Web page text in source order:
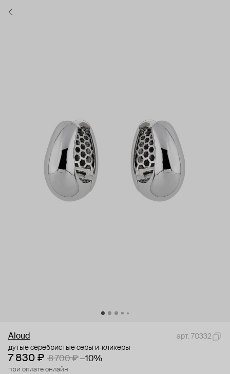
Aloud
арт. 70332
дутые серебристые серьги-кликеры
7 830 ₽ 8 700 ₽ −10%
при оплате онлайн